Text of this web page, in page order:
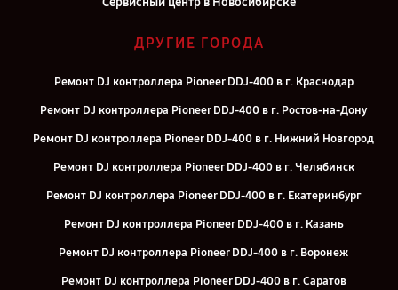
ДРУГИЕ ГОРОДА
Ремонт DJ контроллера Pioneer DDJ-400 в г. Краснодар
Ремонт DJ контроллера Pioneer DDJ-400 в г. Ростов-на-Дону
Ремонт DJ контроллера Pioneer DDJ-400 в г. Нижний Новгород
Ремонт DJ контроллера Pioneer DDJ-400 в г. Челябинск
Ремонт DJ контроллера Pioneer DDJ-400 в г. Екатеринбург
Ремонт DJ контроллера Pioneer DDJ-400 в г. Казань
Ремонт DJ контроллера Pioneer DDJ-400 в г. Воронеж
Ремонт DJ контроллера Pioneer DDJ-400 в г. Саратов